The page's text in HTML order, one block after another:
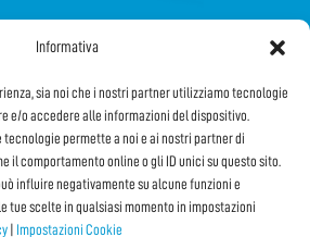
Informativa
sia noi che i nostri partner utilizziamo tecnologie
e/o accedere alle informazioni del dispositivo.
tecnologie permette a noi e ai nostri partner di
il comportamento online o gli ID unici su questo sito.
influire negativamente su alcune funzioni e
tue scelte in qualsiasi momento in impostazioni
Impostazioni Cookie
SUI SOCIAL